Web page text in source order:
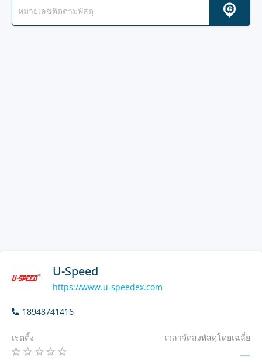
U-Speed
https://www.u-speedex.com
18948741416
เรตติ้ง เวลาจัดส่งพัสดุโดยเฉลี่ย
—